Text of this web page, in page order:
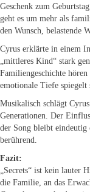
Geschenk zum
geht es um mehr als
den Wunsch, belastende
Cyrus erklärte in einem
„mittleres Kind“ stark
Familiengeschichte
emotionale Tiefe spiegelt
Musikalisch schlägt
Generationen. Der
der Song bleibt
berührend.
Fazit:
„Secrets“ ist kein lauter
die Familie, an das